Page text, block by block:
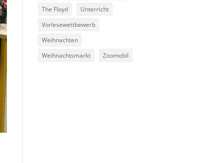
The Floyd
Unterricht
Vorlesewettbewerb
Weihnachten
Weihnachtsmarkt
Zoomobil